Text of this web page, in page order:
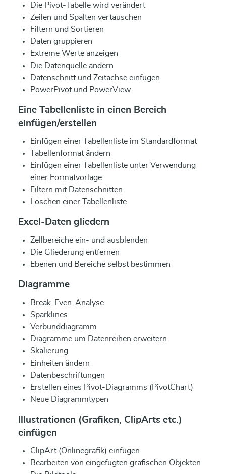
Die Pivot-Tabelle wird verändert
Zeilen und Spalten vertauschen
Filtern und Sortieren
Daten gruppieren
Extreme Werte anzeigen
Die Datenquelle ändern
Datenschnitt und Zeitachse einfügen
PowerPivot und PowerView
Eine Tabellenliste in einen Bereich
einfügen/erstellen
Einfügen einer Tabellenliste im Standardformat
Tabellenformat ändern
Einfügen einer Tabellenliste unter Verwendung
einer Formatvorlage
Filtern mit Datenschnitten
Löschen einer Tabellenliste
Excel-Daten gliedern
Zellbereiche ein- und ausblenden
Die Gliederung entfernen
Ebenen und Bereiche selbst bestimmen
Diagramme
Break-Even-Analyse
Sparklines
Verbunddiagramm
Diagramme um Datenreihen erweitern
Skalierung
Einheiten ändern
Datenbeschriftungen
Erstellen eines Pivot-Diagramms (PivotChart)
Neue Diagrammtypen
Illustrationen (Grafiken, ClipArts etc.)
einfügen
ClipArt (Onlinegrafik) einfügen
Bearbeiten von eingefügten grafischen Objekten